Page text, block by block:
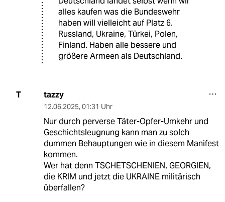
alles kaufen was die Bundeswehr
haben will vielleicht auf Platz 6.
Russland, Ukraine, Türkei, Polen,
Finland. Haben alle bessere und
größere Armeen als Deutschland.
T tazzy
12.06.2025, 01:31 Uhr
Nur durch perverse Täter-Opfer-Umkehr und
Geschichtsleugnung kann man zu solch
dummen Behauptungen wie in diesem Manifest
kommen.
Wer hat denn TSCHETSCHENIEN, GEORGIEN,
die KRIM und jetzt die UKRAINE militärisch
überfallen?